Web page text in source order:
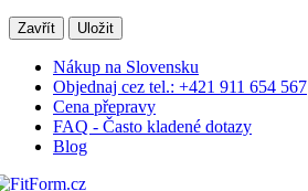
Zavřít Uložit
Nákup na Slovensku
Objednaj cez tel.: +421 911 654 567
Cena přepravy
FAQ - Často kladené dotazy
Blog